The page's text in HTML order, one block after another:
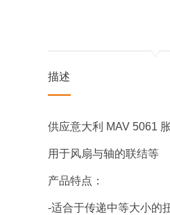
描述
供应意大利 MAV 5061
用于风扇与轴的联结等
产品特点：
-适合于传递中等大小的